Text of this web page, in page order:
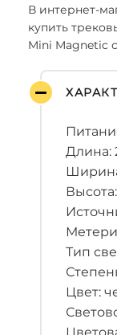
В интернет-
купить
Mini Magnetic
Длина:
Тип
Цвет: